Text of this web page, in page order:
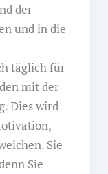
der
und in die
täglich für
mit der
Dies wird
Sie
Sie